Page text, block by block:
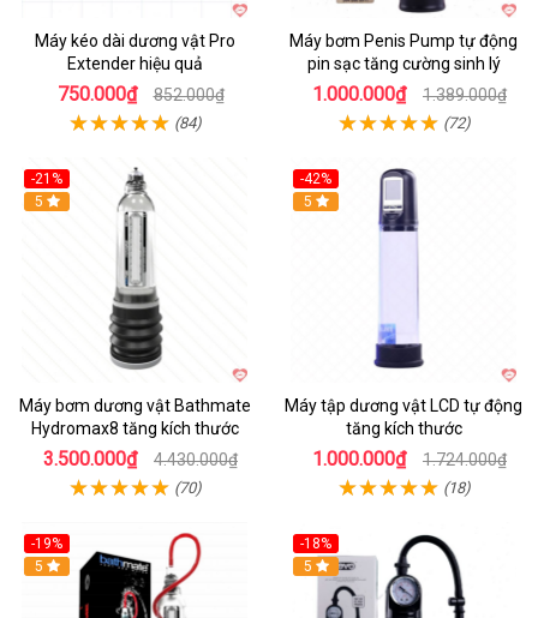
Máy kéo dài dương vật Pro
Extender hiệu quả
750.000₫ 852.000₫
(84)
Máy bơm Penis Pump tự động
pin sạc tăng cường sinh lý
1.000.000₫ 1.389.000₫
(72)
-21%
Hot
5
Máy bơm dương vật Bathmate
Hydromax8 tăng kích thước
3.500.000₫ 4.430.000₫
(70)
-42%
Hot
5
Máy tập dương vật LCD tự động
tăng kích thước
1.000.000₫ 1.724.000₫
(18)
-19%
Hot
5
-18%
Hot
5